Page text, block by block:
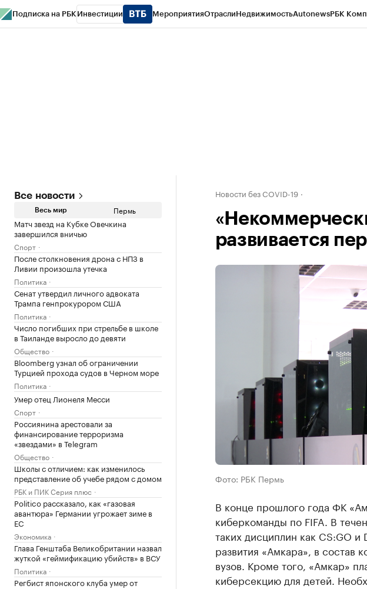
Подписка на РБК Инвестиции МероприятияОтраслиНедвижимостьAutonewsРБК
Все новости
Весь мир Пермь
Матч звезд на Кубке Овечкина
завершился вничью
Спорт
После столкновения дрона с НПЗ в
Ливии произошла утечка
Политика
Сенат утвердил личного адвоката
Трампа генпрокурором США
Политика
Число погибших при стрельбе в школе
в Таиланде выросло до девяти
Общество
Bloomberg узнал об ограничении
Турцией прохода судов в Черном море
Политика
Умер отец Лионеля Месси
Спорт
Россиянина арестовали за
финансирование терроризма
«звездами» в Telegram
Общество
Школы с отличием: как изменилось
представление об учебе рядом с домом
РБК и ПИК Серия плюс
Politico рассказало, как «газовая
авантюра» Германии угрожает зиме в
ЕС
Экономика
Глава Генштаба Великобритании назвал
жуткой «геймификацию убийств» в ВСУ
Политика
Регбист японского клуба умер от
Новости без COVID-19
развивается
Фото: РБК Пермь
В конце прошлого года ФК
киберкоманды по FIFA. В
таких дисциплин как CS:GO и
развития «Амкара», в состав
вузов. Кроме того, «Амкар»
киберсекцию для детей.